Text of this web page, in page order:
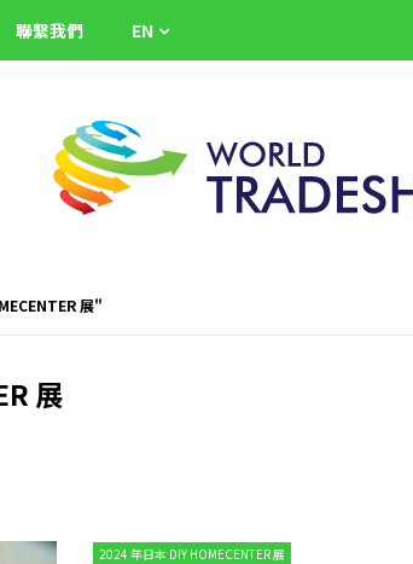
聯繫我們 EN
展"
展
2024 年日本 DIY HOMECENTER 展